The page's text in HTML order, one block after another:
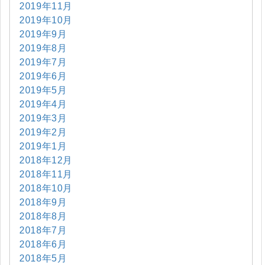
2019年11月
2019年10月
2019年9月
2019年8月
2019年7月
2019年6月
2019年5月
2019年4月
2019年3月
2019年2月
2019年1月
2018年12月
2018年11月
2018年10月
2018年9月
2018年8月
2018年7月
2018年6月
2018年5月